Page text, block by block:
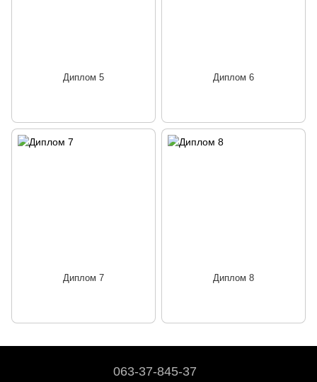
Диплом 5 Диплом 6
Диплом 7 Диплом 8
063-37-845-37